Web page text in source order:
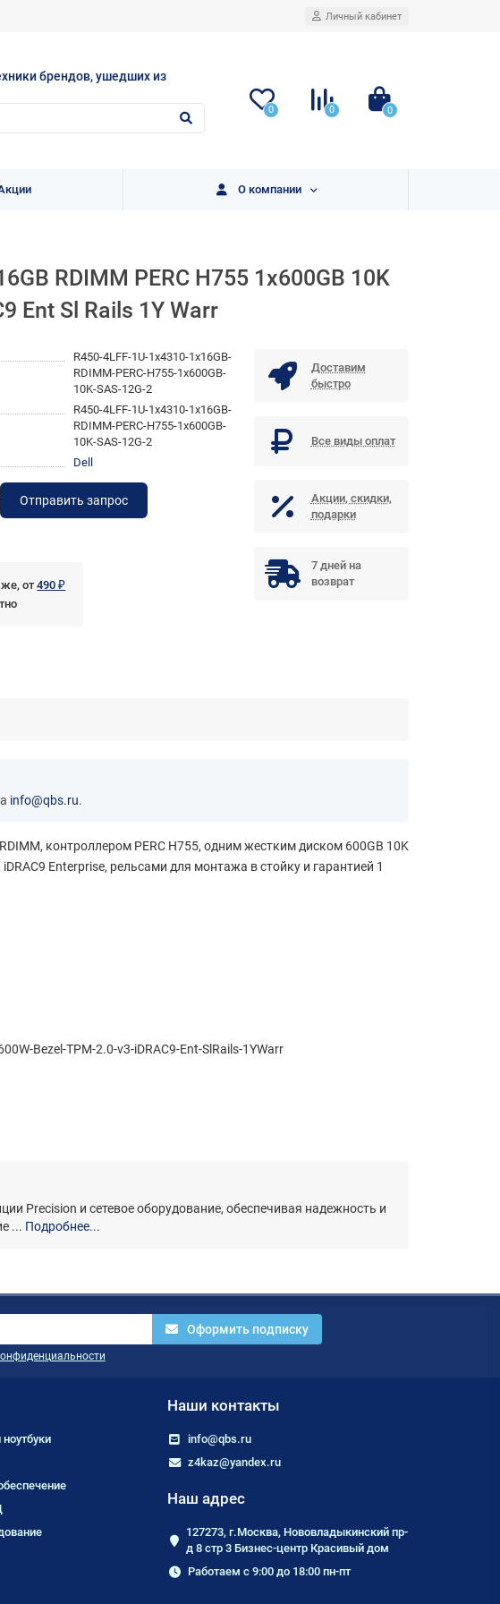
Личный кабинет
брендов, ушедших из
0 0 0
О компании
RDIMM PERC H755 1x600GB 10K
Ent Sl Rails 1Y Warr
R450-4LFF-1U-1x4310-1x16GB-
RDIMM-PERC-H755-1x600GB-
10K-SAS-12G-2
R450-4LFF-1U-1x4310-1x16GB-
RDIMM-PERC-H755-1x600GB-
10K-SAS-12G-2
Dell
Отправить запрос
от490 ₽
Доставим
быстро
Все виды оплат
Акции, скидки,
подарки
7 дней на
возврат
info@qbs.ru.
контроллером PERC H755, одним жестким диском 600GB 10K
Enterprise, рельсами для монтажа в стойку и гарантией 1
Bezel-TPM-2.0-v3-iDRAC9-Ent-SlRails-1YWarr
Precision и сетевое оборудование, обеспечивая надежность и
... Подробнее...
Оформить подписку
Наши контакты
info@qbs.ru
z4kaz@yandex.ru
Наш адрес
127273, г.Москва, Нововладыкинский пр-
д 8 стр 3 Бизнес-центр Красивый дом
Работаем с 9:00 до 18:00 пн-пт